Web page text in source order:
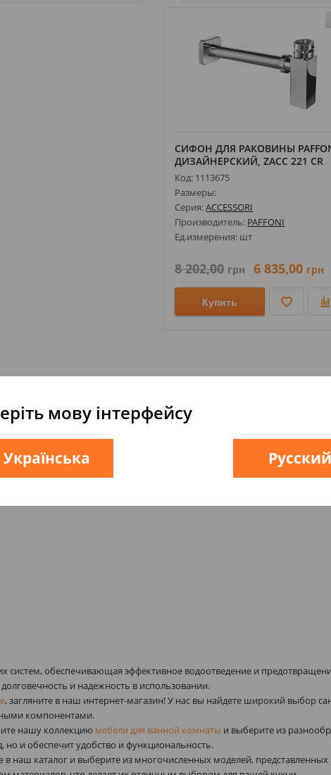
СИФОН ДЛЯ РАКОВИНЫ
ДИЗАЙНЕРСКИЙ, ZACC 221 CR
Код: 1113675
Размеры:
Серия:ACCESSORI
Производитель: PAFFONI
Ед.измерения: шт
8 202,00 грн 6 835,00 грн
Купить
систем, обеспечивающая эффективное водоотведение и
и надежность в использовании.
, загляните в наш интернет-магазин! У нас вы найдете широкий выбор
компонентами.
нашу коллекцию мебели для ванной комнаты и выберите из
но и обеспечит удобство и функциональность.
в наш каталог и выберите из многочисленных моделей,
мову інтерфейсу
Українська Русский